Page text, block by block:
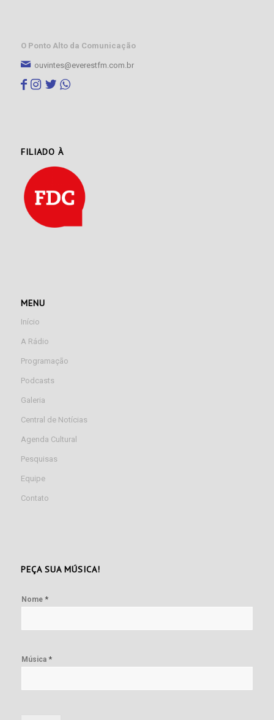
O Ponto Alto da Comunicação
ouvintes@everestfm.com.br
FILIADO À
MENU
Início
A Rádio
Programação
Podcasts
Galeria
Central de Notícias
Agenda Cultural
Pesquisas
Equipe
Contato
PEÇA SUA MÚSICA!
Nome *
Música *